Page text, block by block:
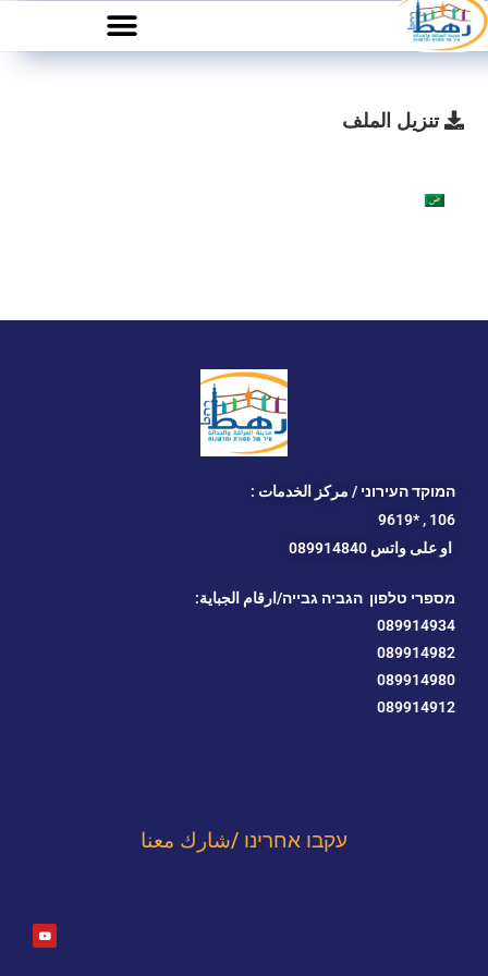
تنزيل الملف
המוקד העירוני / مركز الخدمات :
106 ,
*9619
او على واتس 089914840
מספרי טלפון הגביה גבייה/ارقام الجباية:
089914934
089914982
089914980
089914912
עקבו אחרינו /شارك معنا